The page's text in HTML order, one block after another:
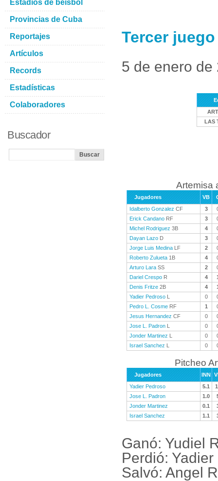
Tercer
5 de enero de
LAS
Artemisa
Jugadores VB
Idalberto Gonzalez CF 3
Erick Candano RF 3
Michel Rodriguez 3B 4
Dayan Lazo D 3
Jorge Luis Medina LF 2
Roberto Zulueta 1B 4
Arturo Lara SS 2
Dariel Crespo R 4
Denis Fritze 2B 4
Yadier Pedroso L 0
Pedro L. Cosme RF 1
Jesus Hernandez CF 0
Jose L. Padron L 0
Jonder Martinez L 0
Israel Sanchez L 0
Pitcheo
Jugadores INN
Yadier Pedroso
5.1
Jose L. Padron
1.0
Jonder Martinez
0.1
Israel Sanchez
1.1
Ganó: Yudiel
Perdió:
Salvó: Angel
Estadios de béisbol
Provincias de Cuba
Reportajes
Artículos
Records
Estadísticas
Colaboradores
Buscador